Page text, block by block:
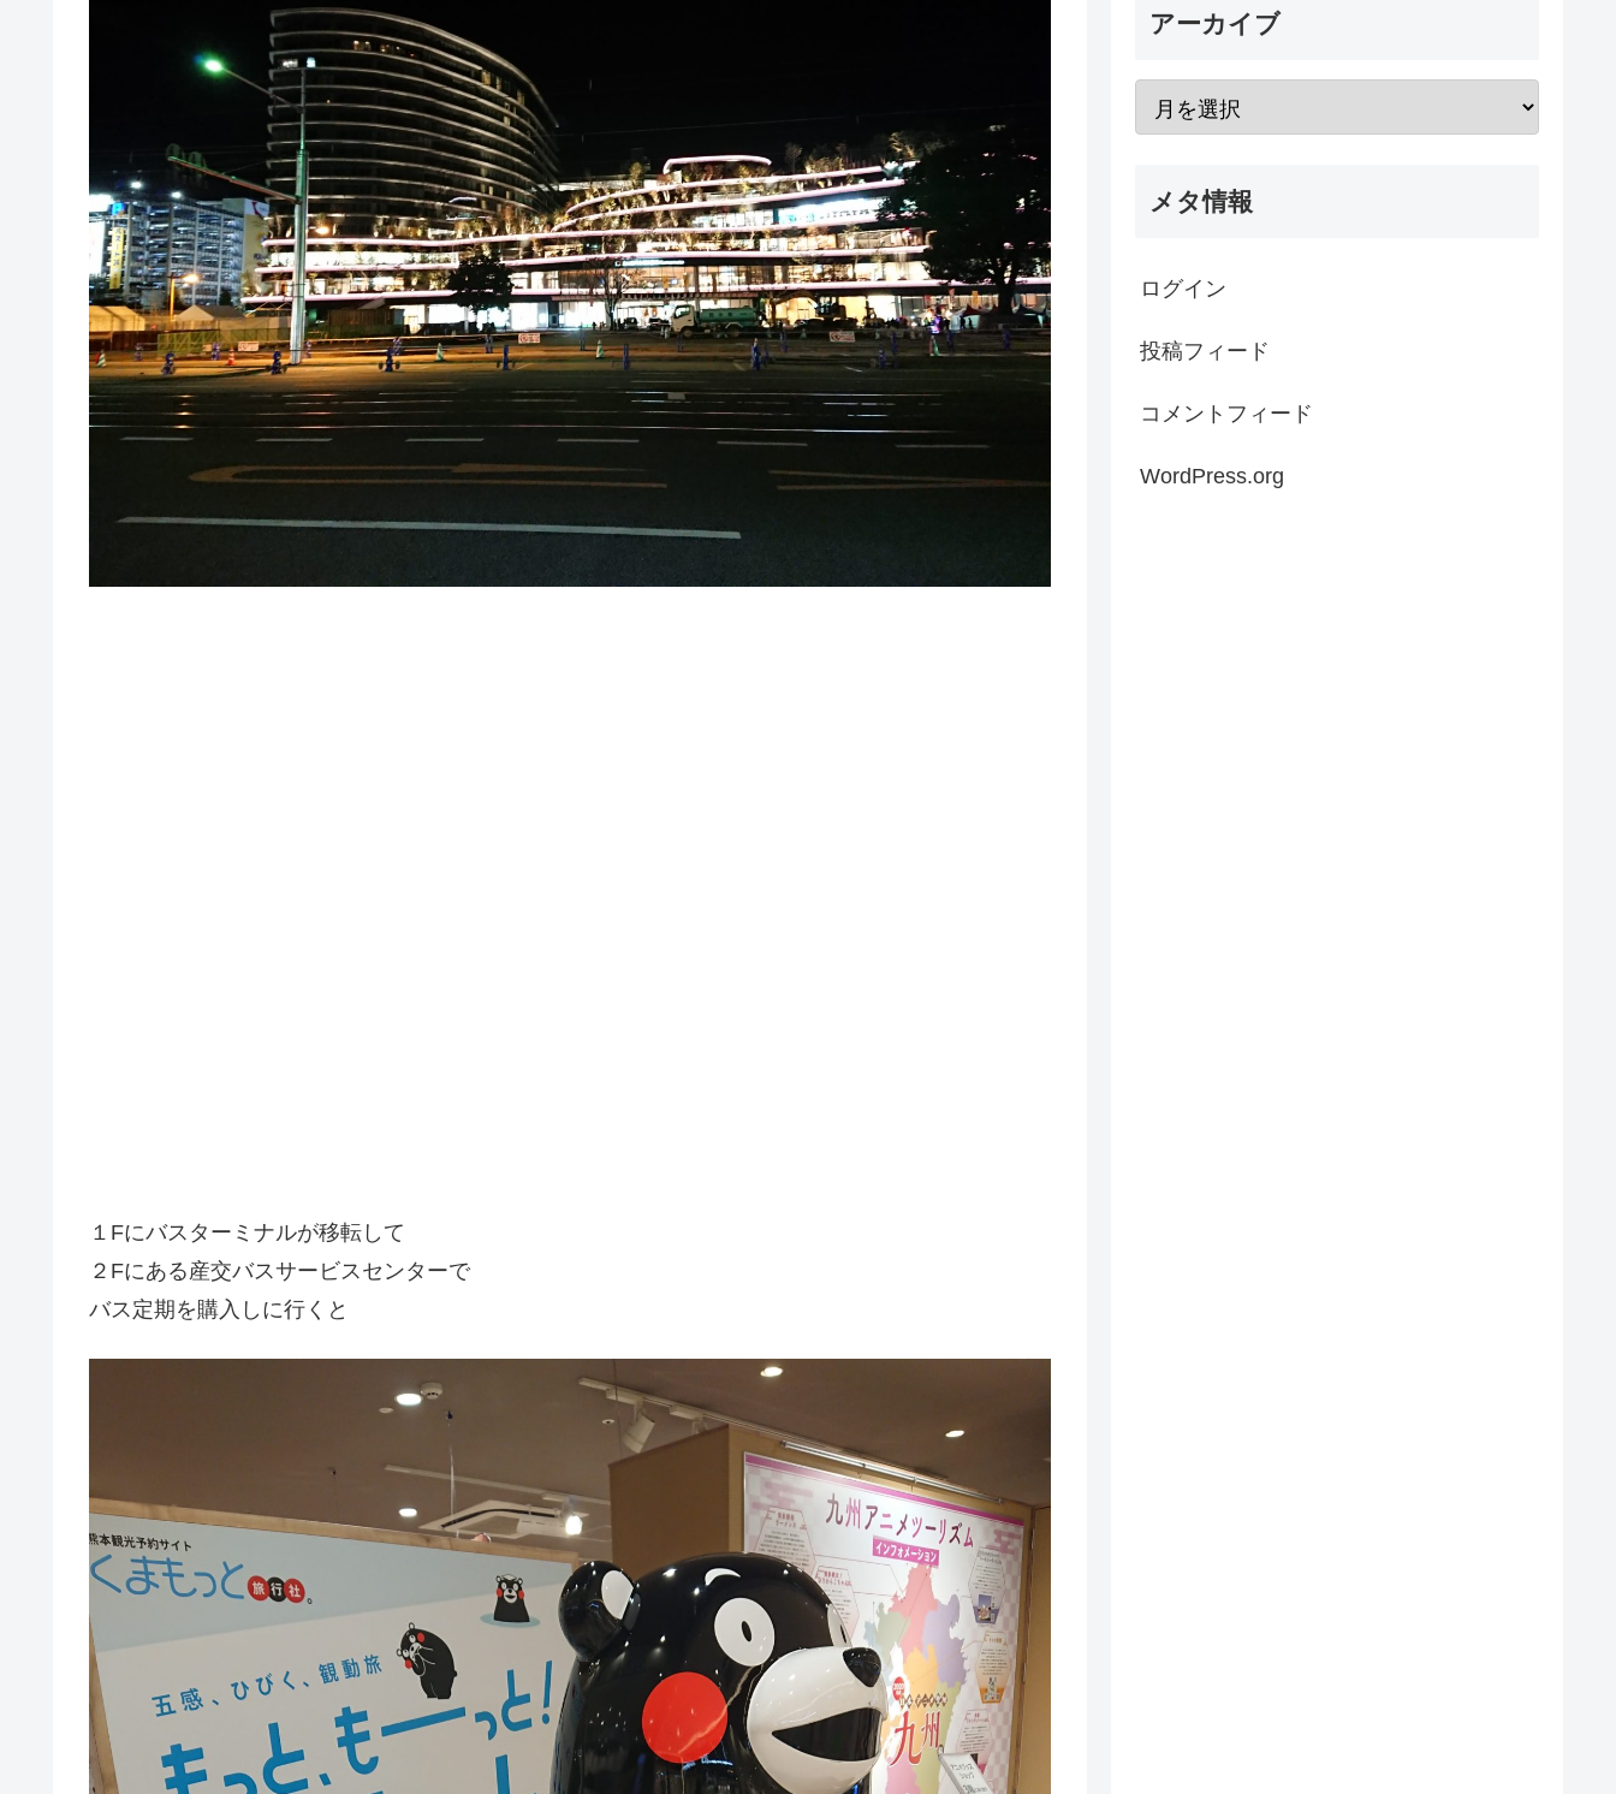
１Fにバスターミナルが移転して
２Fにある産交バスサービスセンターで
バス定期を購入しに行くと
アーカイブ
メタ情報
ログイン
投稿フィード
コメントフィード
WordPress.org